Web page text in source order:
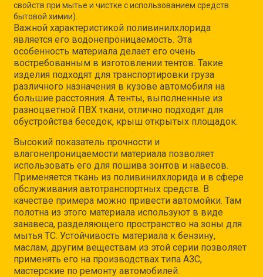
свойств при мытье и чистке с использованием средств
бытовой химии).
Важной характеристикой поливинилхлорида
является его водонепроницаемость. Эта
особенность материала делает его очень
востребованным в изготовлении тентов. Такие
изделия подходят для транспортировки груза
различного назначения в кузове автомобиля на
большие расстояния. А тенты, выполненные из
разноцветной ПВХ ткани, отлично подходят для
обустройства беседок, крыш открытых площадок.
Высокий показатель прочности и
влагонепроницаемости материала позволяет
использовать его для пошива зонтов и навесов.
Применяется ткань из поливинилхлорида и в сфере
обслуживания автотранспортных средств. В
качестве примера можно привести автомойки. Там
полотна из этого материала используют в виде
занавеса, разделяющего пространство на зоны для
мытья ТС. Устойчивость материала к бензину,
маслам, другим веществам из этой серии позволяет
применять его на производствах типа АЗС,
мастерские по ремонту автомобилей.